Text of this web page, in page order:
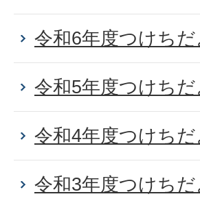
令和6年度つけちだ
令和5年度つけちだ
令和4年度つけちだ
令和3年度つけちだ